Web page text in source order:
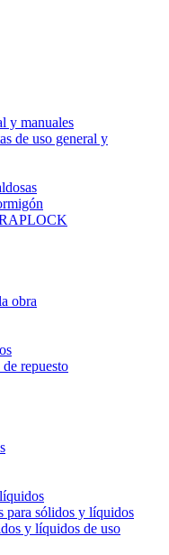
y manuales
de uso general y
obra
repuesto
sólidos y líquidos
y líquidos de uso